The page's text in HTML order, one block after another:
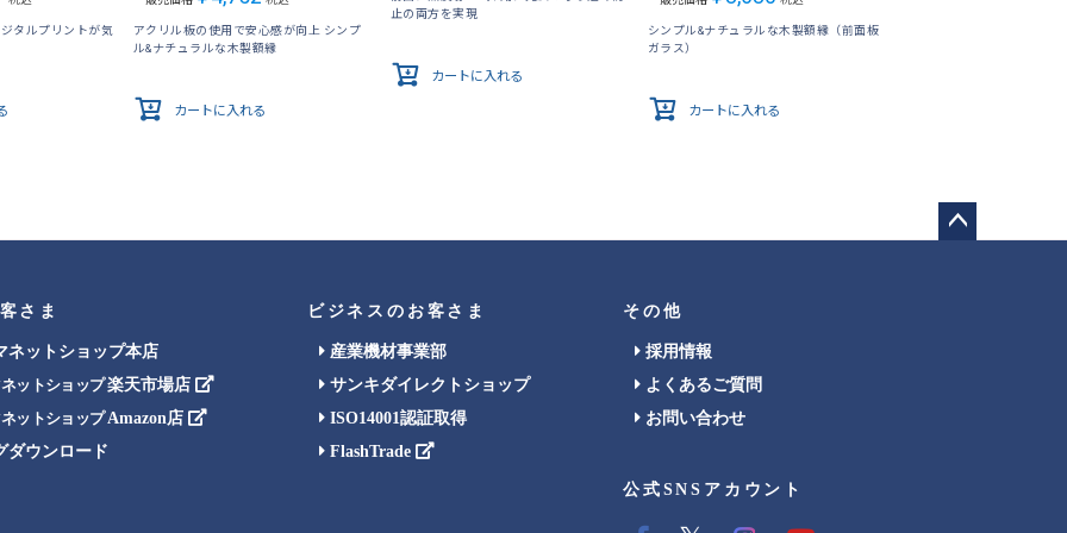
タルプリントが気
アクリル板の使用で安心感が向上 シンプ
ル&ナチュラルな木製額縁
カートに入れる
止の両方を実現
カートに入れる
シンプル&ナチュラルな木製額縁（前面板
ガラス）
カートに入れる
さま
ネットショップ本店
ットショップ楽天市場店
ットショップAmazon店
ダウンロード
ビジネスのお客さま
産業機材事業部
サンキダイレクトショップ
ISO14001認証取得
FlashTrade
その他
採用情報
よくあるご質問
お問い合わせ
公式SNSアカウント